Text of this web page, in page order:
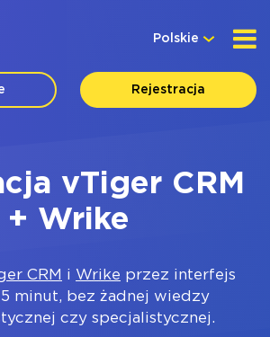
Polskie
Rejestracja
vTiger CRM
+ Wrike
CRM i Wrike przez interfejs
minut, bez żadnej wiedzy
czy specjalistycznej.